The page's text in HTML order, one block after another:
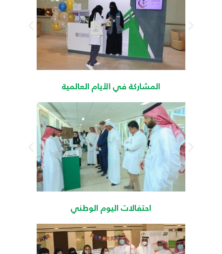
المشاركة في الأيام العالمية
احتفالات اليوم الوطني